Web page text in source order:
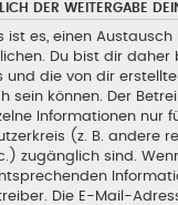
DER WEITERGABE
ist es, einen
Du bist dir daher
und die von dir
sein können. Der
Informationen nur
(z. B. andere
zugänglich sind.
Die E-Mail-